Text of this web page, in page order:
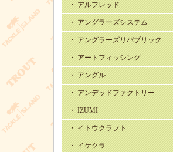
・ アルフレッド
・ アングラーズシステム
・ アングラーズリパブリック
・ アートフィッシング
・ アングル
・ アンデッドファクトリー
・ IZUMI
・ イトウクラフト
・ イケクラ